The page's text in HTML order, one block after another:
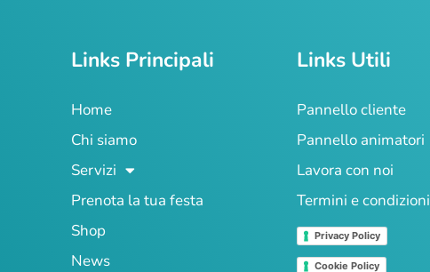
Links Principali
Home
Chi siamo
Servizi
Prenota la tua festa
Shop
News
Links Utili
Pannello cliente
Pannello animatori
Lavora con noi
Termini e condizioni
Privacy Policy
Cookie Policy